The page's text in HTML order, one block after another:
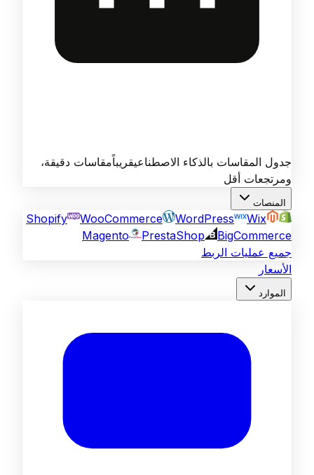
جدول المقاسات بالذكاء الاصطناعيقريباًمقاسات دقيقة،
ومرتجعات أقل
المنصات
Shopify WooCommerce WordPress
Wix
Magento
PrestaShop
BigCommerce
جميع عمليات الربط
الأسعار
الموارد